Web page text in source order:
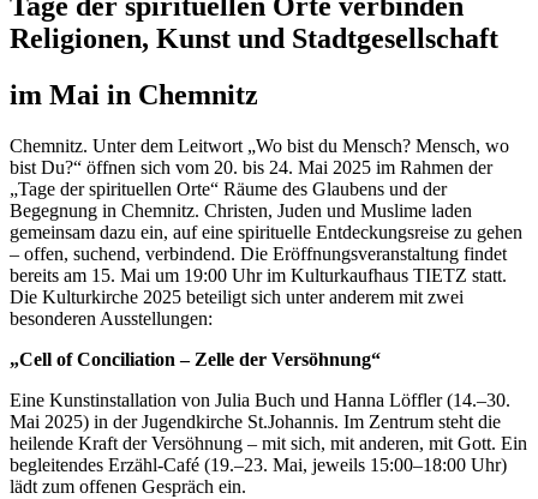
Tage der spirituellen Orte verbinden
Religionen, Kunst und Stadtgesellschaft
im Mai in Chemnitz
Chemnitz. Unter dem Leitwort „Wo bist du Mensch? Mensch, wo
bist Du?“ öffnen sich vom 20. bis 24. Mai 2025 im Rahmen der
„Tage der spirituellen Orte“ Räume des Glaubens und der
Begegnung in Chemnitz. Christen, Juden und Muslime laden
gemeinsam dazu ein, auf eine spirituelle Entdeckungsreise zu gehen
– offen, suchend, verbindend. Die Eröffnungsveranstaltung findet
bereits am 15. Mai um 19:00 Uhr im Kulturkaufhaus TIETZ statt.
Die Kulturkirche 2025 beteiligt sich unter anderem mit zwei
besonderen Ausstellungen:
„Cell of Conciliation – Zelle der Versöhnung“
Eine Kunstinstallation von Julia Buch und Hanna Löffler (14.–30.
Mai 2025) in der Jugendkirche St.Johannis. Im Zentrum steht die
heilende Kraft der Versöhnung – mit sich, mit anderen, mit Gott. Ein
begleitendes Erzähl-Café (19.–23. Mai, jeweils 15:00–18:00 Uhr)
lädt zum offenen Gespräch ein.